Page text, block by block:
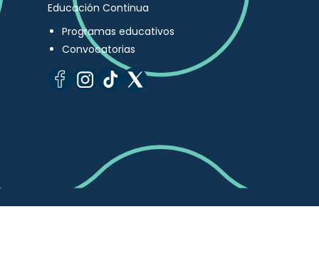
Educación Continua
Programas educativos
Convocatorias